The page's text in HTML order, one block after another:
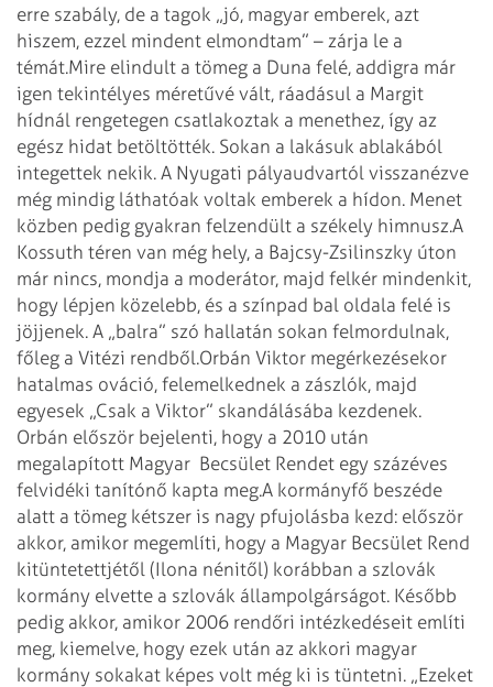
erre szabály, de a tagok „jó, magyar emberek, azt
hiszem, ezzel mindent elmondtam” – zárja le a
témát.Mire elindult a tömeg a Duna felé, addigra már
igen tekintélyes méretűvé vált, ráadásul a Margit
hídnál rengetegen csatlakoztak a menethez, így az
egész hidat betöltötték. Sokan a lakásuk ablakából
integettek nekik. A Nyugati pályaudvartól visszanézve
még mindig láthatóak voltak emberek a hídon. Menet
közben pedig gyakran felzendült a székely himnusz.A
Kossuth téren van még hely, a Bajcsy-Zsilinszky úton
már nincs, mondja a moderátor, majd felkér mindenkit,
hogy lépjen közelebb, és a színpad bal oldala felé is
jöjjenek. A „balra” szó hallatán sokan felmordulnak,
főleg a Vitézi rendből.Orbán Viktor megérkezésekor
hatalmas ováció, felemelkednek a zászlók, majd
egyesek „Csak a Viktor” skandálásába kezdenek.
Orbán először bejelenti, hogy a 2010 után
megalapított Magyar Becsület Rendet egy százéves
felvidéki tanítónő kapta meg.A kormányfő beszéde
alatt a tömeg kétszer is nagy pfujolásba kezd: először
akkor, amikor megemlíti, hogy a Magyar Becsület Rend
kitüntetettjétől (Ilona nénitől) korábban a szlovák
kormány elvette a szlovák állampolgárságot. Később
pedig akkor, amikor 2006 rendőri intézkedéseit említi
meg, kiemelve, hogy ezek után az akkori magyar
kormány soka­kat képes volt még ki is tüntetni. „Eze­ket